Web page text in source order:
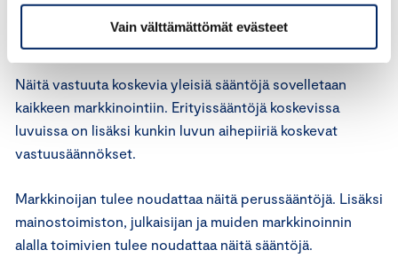
Vain välttämättömät evästeet
Näitä vastuuta koskevia yleisiä sääntöjä sovelletaan
kaikkeen markkinointiin. Erityissääntöjä koskevissa
luvuissa on lisäksi kunkin luvun aihepiiriä koskevat
vastuusäännökset.
Markkinoijan tulee noudattaa näitä perussääntöjä. Lisäksi
mainostoimiston, julkaisijan ja muiden markkinoinnin
alalla toimivien tulee noudattaa näitä sääntöjä.